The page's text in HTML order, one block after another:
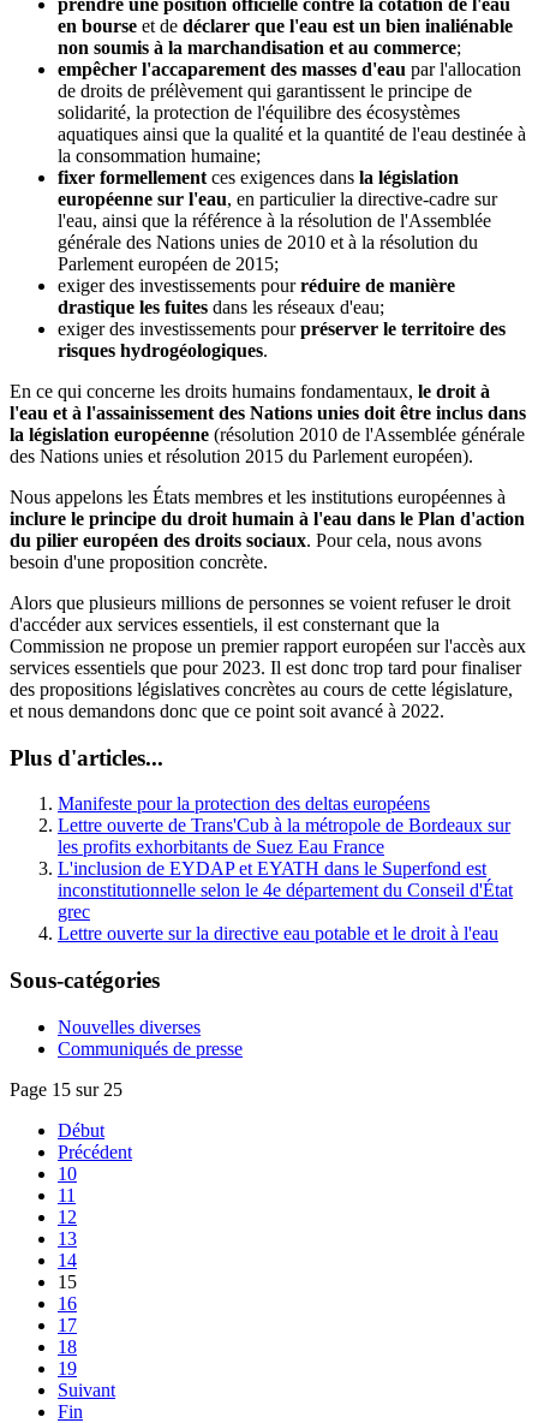
en bourse et de déclarer que l'eau est un bien inaliénable
non soumis à la marchandisation et au commerce;
empêcher l'accaparement des masses d'eau par l'allocation
de droits de prélèvement qui garantissent le principe de
solidarité, la protection de l'équilibre des écosystèmes
aquatiques ainsi que la qualité et la quantité de l'eau destinée à
la consommation humaine;
fixer formellement ces exigences dans la législation
européenne sur l'eau, en particulier la directive-cadre sur
l'eau, ainsi que la référence à la résolution de l'Assemblée
générale des Nations unies de 2010 et à la résolution du
Parlement européen de 2015;
exiger des investissements pourréduire de manière
drastique les fuites dans les réseaux d'eau;
exiger des investissements pourpréserver le territoire des
risques hydrogéologiques.
En ce qui concerne les droits humains fondamentaux, le droit à
l'eau et à l'assainissement des Nations unies doit être inclus dans
la législation européenne (résolution 2010 de l'Assemblée générale
des Nations unies et résolution 2015 du Parlement européen).
Nous appelons les États membres et les institutions européennes à
inclure le principe du droit humain à l'eau dans le Plan d'action
du pilier européen des droits sociaux. Pour cela, nous avons
besoin d'une proposition concrète.
Alors que plusieurs millions de personnes se voient refuser le droit
d'accéder aux services essentiels, il est consternant que la
Commission ne propose un premier rapport européen sur l'accès aux
services essentiels que pour 2023. Il est donc trop tard pour finaliser
des propositions législatives concrètes au cours de cette législature,
et nous demandons donc que ce point soit avancé à 2022.
Plus d'articles...
Manifeste pour la protection des deltas européens
Lettre ouverte de Trans'Cub à la métropole de Bordeaux sur
les profits exhorbitants de Suez Eau France
L'inclusion de EYDAP et EYATH dans le Superfond est
inconstitutionnelle selon le 4e département du Conseil d'État
grec
Lettre ouverte sur la directive eau potable et le droit à l'eau
Sous-catégories
Nouvelles diverses
Communiqués de presse
Page 15 sur 25
Début
Précédent
10
11
12
13
14
15
16
17
18
19
Suivant
Fin